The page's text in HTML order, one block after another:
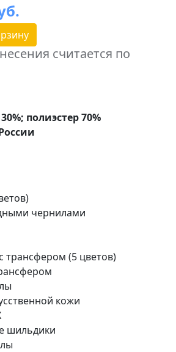
считается по
полиэстер 70%
чернилами
трансфером (5 цветов)
кожи
шильдики